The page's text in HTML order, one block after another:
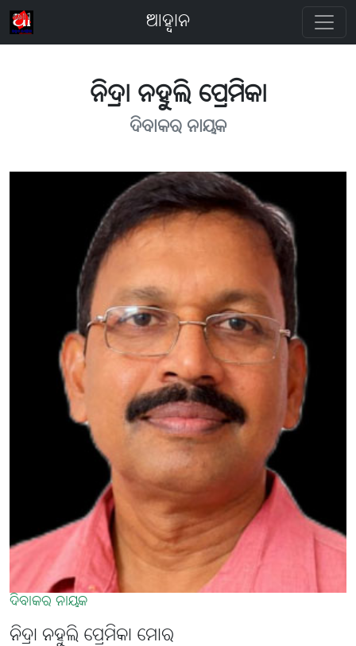
ଆହ୍ବାନ
ନିଦ୍ରା ନହୁଲି ପ୍ରେମିକା
ଦିବାକର ନାୟକ
ଦିବାକର ନାୟକ
ନିଦ୍ରା ନହୁଲି ପ୍ରେମିକା ମୋର